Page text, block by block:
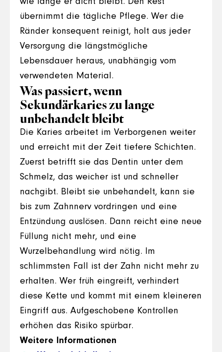
übernimmt die tägliche Pflege. Wer die
Ränder konsequent reinigt, holt aus jeder
Versorgung die längstmögliche
Lebensdauer heraus, unabhängig vom
verwendeten Material.
Was passiert, wenn
Sekundärkaries zu lange
unbehandelt bleibt
Die Karies arbeitet im Verborgenen weiter
und erreicht mit der Zeit tiefere Schichten.
Zuerst betrifft sie das Dentin unter dem
Schmelz, das weicher ist und schneller
nachgibt. Bleibt sie unbehandelt, kann sie
bis zum Zahnnerv vordringen und eine
Entzündung auslösen. Dann reicht eine neue
Füllung nicht mehr, und eine
Wurzelbehandlung wird nötig. Im
schlimmsten Fall ist der Zahn nicht mehr zu
erhalten. Wer früh eingreift, verhindert
diese Kette und kommt mit einem kleineren
Eingriff aus. Aufgeschobene Kontrollen
erhöhen das Risiko spürbar.
Weitere Informationen